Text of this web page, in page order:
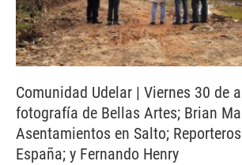
Comunidad Udelar | Viernes 30 de
fotografía de Bellas Artes; Brian
Asentamientos en Salto;
España; y Fernando Henry